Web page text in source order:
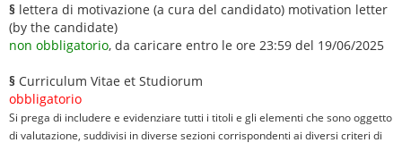
§ lettera di motivazione (a cura del candidato) motivation letter
(by the candidate)
non obbligatorio, da caricare entro le ore 23:59 del 19/06/2025
§ Curriculum Vitae et Studiorum
obbligatorio
Si prega di includere e evidenziare tutti i titoli e gli elementi che sono oggetto
di valutazione, suddivisi in diverse sezioni corrispondenti ai diversi criteri di